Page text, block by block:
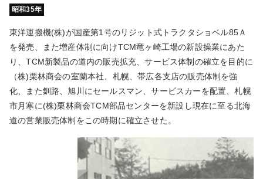
昭和35年
東洋運搬機(株)が国産第1号のリジット式トラクタショベル85Ａ
を発売、また増産体制に向けTCM竜ヶ崎工場の新設操業にあた
り、TCM新製品の道内の販売拡充、サービス体制の確立を目的に
（株)栗林商会の室蘭本社、札幌、帯広各支店の販売体制を強
化、また釧路、旭川にセールスマン、サービスカーを配置、札幌
市月寒に(株)栗林商会TCM部品センターを新設し現在に至る北海
道の営業販売体制をこの時期に確立させた。